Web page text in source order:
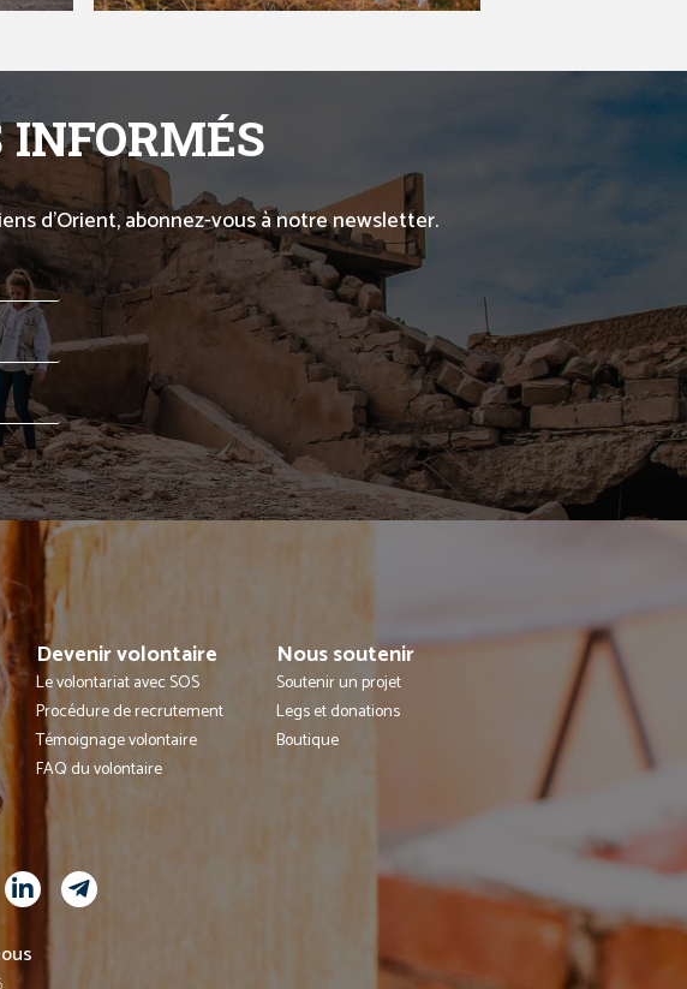
INFORMÉS
d’Orient, abonnez-vous à notre newsletter.
Devenir volontaire
Le volontariat avec SOS
Procédure de recrutement
Témoignage volontaire
FAQ du volontaire
Nous soutenir
Soutenir un projet
Legs et donations
Boutique